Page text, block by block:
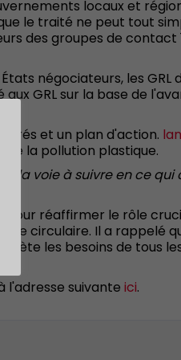
locaux et
le traité ne peut tout
des groupes de contact
négociateurs, les GRL
GRL sur la base de
et un plan d'action.
la pollution plastique.
la voie à suivre en ce
réaffirmer le rôle
circulaire. Il a rappelé
les besoins de tous
l'adresse suivante ici.